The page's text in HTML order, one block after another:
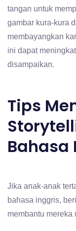
tangan untuk
gambar kura-kura
membayangkan
ini dapat
disampaikan.
Tips
Bahasa
Jika anak-anak
bahasa inggris,
membantu mereka